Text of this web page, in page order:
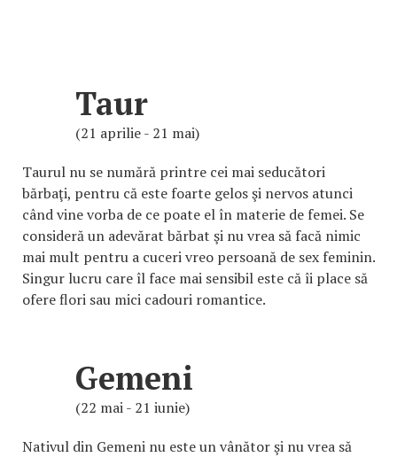
Taur
(21 aprilie - 21 mai)
Taurul nu se numără printre cei mai seducători
bărbaţi, pentru că este foarte gelos şi nervos atunci
când vine vorba de ce poate el în materie de femei. Se
consideră un adevărat bărbat şi nu vrea să facă nimic
mai mult pentru a cuceri vreo persoană de sex feminin.
Singur lucru care îl face mai sensibil este că îi place să
ofere flori sau mici cadouri romantice.
Gemeni
(22 mai - 21 iunie)
Nativul din Gemeni nu este un vânător şi nu vrea să